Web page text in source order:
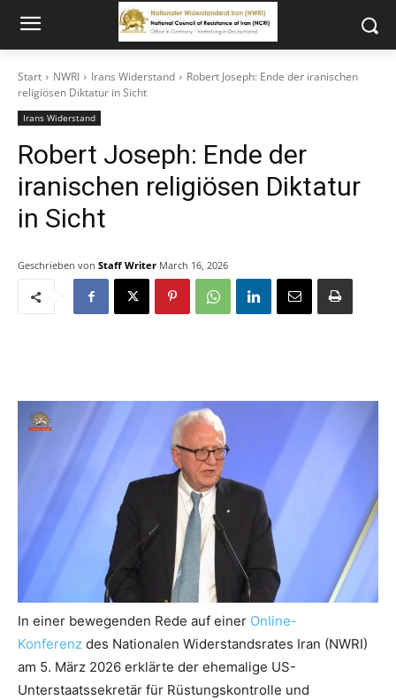
Start NWRI Irans Widerstand
Robert Joseph: Ende der iranischen
religiösen Diktatur in Sicht
Irans Widerstand
Robert Joseph: Ende der
iranischen religiösen Diktatur
in Sicht
Geschrieben von Staff Writer March 16, 2026
In einer bewegenden Rede auf einer Online-
Konferenz des Nationalen Widerstandsrates Iran (NWRI)
am 5. März 2026 erklärte der ehemalige US-
Unterstaatssekretär für Rüstungskontrolle und